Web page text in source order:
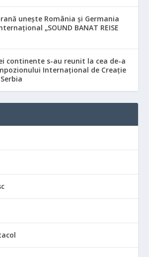
unește România și Germania
„SOUND BANAT REISE
continente s-au reunit la cea de-a
Internațional de Creație